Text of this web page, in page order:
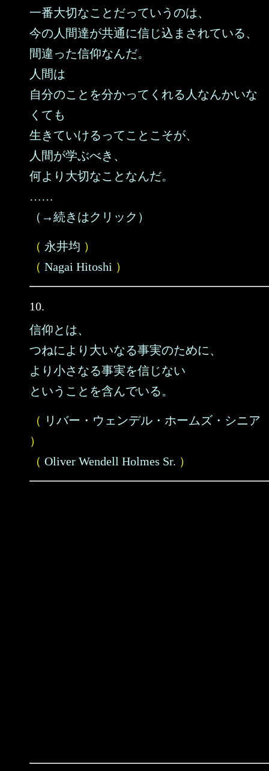
一番大切なことだっていうのは、
今の人間達が共通に信じ込まされている、
間違った信仰なんだ。
人間は
自分のことを分かってくれる人なんかいな
くても
生きていけるってことこそが、
人間が学ぶべき、
何より大切なことなんだ。
……
（→続きはクリック）
（ 永井均 ）
（ Nagai Hitoshi ）
10.
信仰とは、
つねにより大いなる事実のために、
より小さなる事実を信じない
ということを含んでいる。
（ リバー・ウェンデル・ホームズ・シニア
）
（ Oliver Wendell Holmes Sr. ）